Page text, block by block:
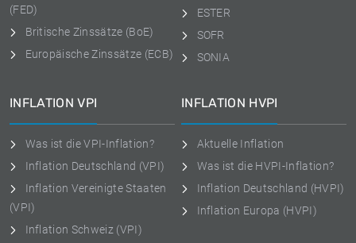
(FED)
Britische Zinssätze (BoE)
Europäische Zinssätze (ECB)
ESTER
SOFR
SONIA
INFLATION VPI
Was ist die VPI-Inflation?
Inflation Deutschland (VPI)
Inflation Vereinigte Staaten
(VPI)
Inflation Schweiz (VPI)
INFLATION HVPI
Aktuelle Inflation
Was ist die HVPI-Inflation?
Inflation Deutschland (HVPI)
Inflation Europa (HVPI)